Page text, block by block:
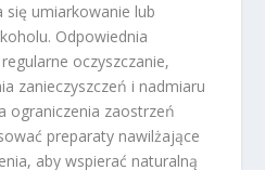
się umiarkowanie lub
Odpowiednia
oczyszczanie,
zanieczyszczeń i nadmiaru
ograniczenia zaostrzeń
preparaty nawilżające
aby wspierać naturalną